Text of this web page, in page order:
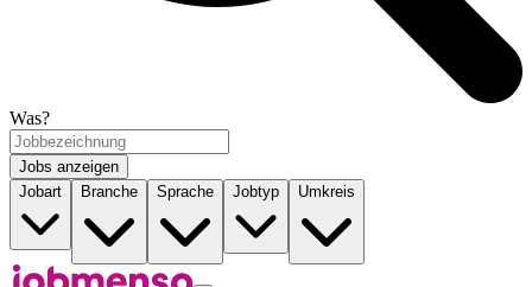
Was?
Jobs anzeigen
Jobart
Branche Sprache Jobtyp Umkreis